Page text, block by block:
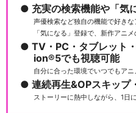
充実の検索機能や「気
声優検索など独自の機能で好き
「気になる」登録で、新作アニ
TV・PC・タブレット
ion®5でも視聴可能
自分に合った環境でいつでもア
連続再生&OPスキップ
ストーリーに熱中しながら、1日